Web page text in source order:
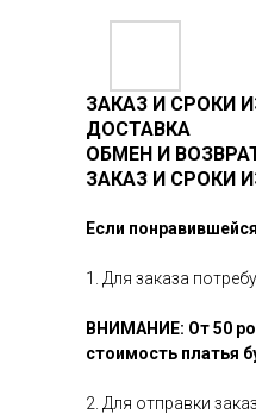
ЗАКАЗ И СРОКИ
ДОСТАВКА
ОБМЕН И
ЗАКАЗ И СРОКИ
Если
1. Для заказа
ВНИМАНИЕ: От 50
стоимость платья
2. Для отправки